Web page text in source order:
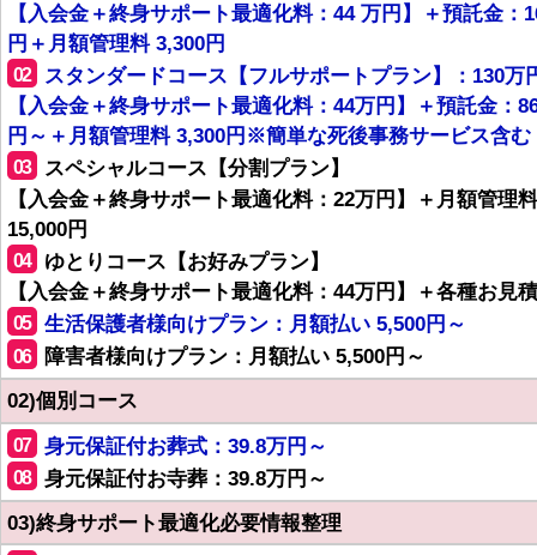
【入会金＋終身サポート最適化料：44 万円】＋預託金：
円＋月額管理料 3,300円
02
スタンダードコース【フルサポートプラン】：130万
【入会金＋終身サポート最適化料：44万円】＋預託金：
円～＋月額管理料 3,300円※簡単な死後事務サービス含む
03
スペシャルコース【分割プラン】
【入会金＋終身サポート最適化料：22万円】＋月額管理料
15,000円
04
ゆとりコース【お好みプラン】
【入会金＋終身サポート最適化料：44万円】＋各種お見
05 生活保護者様向けプラン：月額払い 5,500円～
06
障害者様向けプラン：月額払い 5,500円～
02)個別コース
07 身元保証付お葬式：39.8万円～
08
身元保証付お寺葬：39.8万円～
03)終身サポート最適化必要情報整理